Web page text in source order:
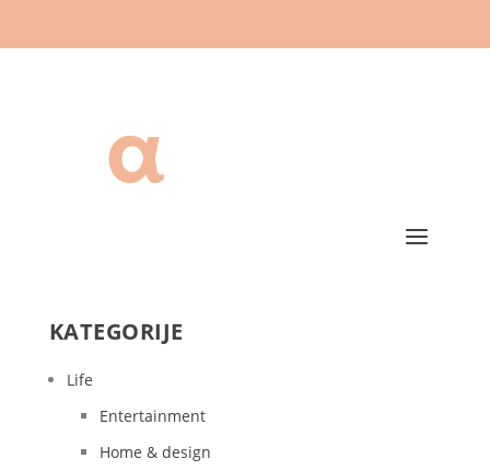
KATEGORIJE
Life
Entertainment
Home & design